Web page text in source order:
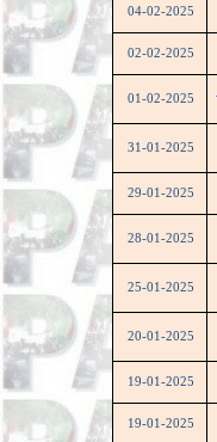
04-02-2025
02-02-2025
01-02-2025
31-01-2025
29-01-2025
28-01-2025
25-01-2025
20-01-2025
19-01-2025
19-01-2025